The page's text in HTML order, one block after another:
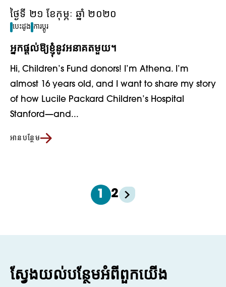
ថ្ងៃទី ២១ ខែកុម្ភៈ ឆ្នាំ ២០២០
បេះដូង ការប្តូរ
អ្នកផ្តល់ឱ្យខ្ញុំនូវអនាគតមួយ។
Hi, Children’s Fund donors! I’m Athena. I’m
almost 16 years old, and I want to share my story
of how Lucile Packard Children’s Hospital
Stanford—and...
អានបន្ថែម
1 2
ស្វែងយល់បន្ថែមអំពីពួកយើង